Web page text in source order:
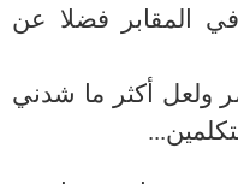
المقابر فضلا عن
ولعل أكثر ما شدني